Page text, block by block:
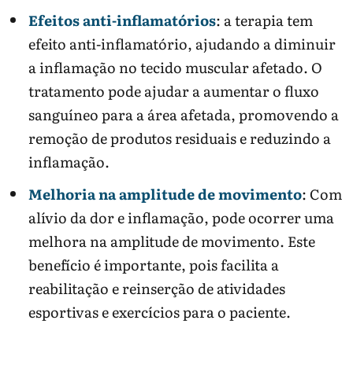
Efeitos anti-inflamatórios: a terapia tem
efeito anti-inflamatório, ajudando a diminuir
a inflamação no tecido muscular afetado. O
tratamento pode ajudar a aumentar o fluxo
sanguíneo para a área afetada, promovendo a
remoção de produtos residuais e reduzindo a
inflamação.
Melhoria na amplitude de movimento: Com
alívio da dor e inflamação, pode ocorrer uma
melhora na amplitude de movimento. Este
benefício é importante, pois facilita a
reabilitação e reinserção de atividades
esportivas e exercícios para o paciente.